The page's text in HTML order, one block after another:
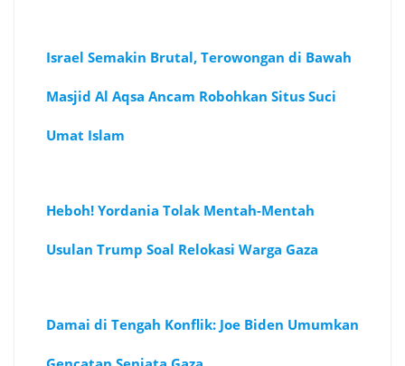
Israel Semakin Brutal, Terowongan di Bawah
Masjid Al Aqsa Ancam Robohkan Situs Suci
Umat Islam
Heboh! Yordania Tolak Mentah-Mentah
Usulan Trump Soal Relokasi Warga Gaza
Damai di Tengah Konflik: Joe Biden Umumkan